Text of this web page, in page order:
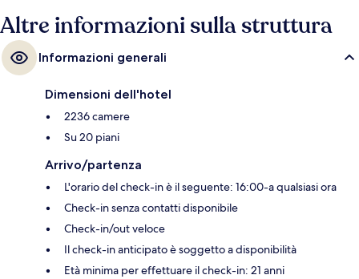
menzionano la posizione centrale e le attrazioni nei dintorni. Approfitta
dei mezzi pubblici nelle vicinanze: Stazione di Harrah’s & The LINQ è a 6
min e Stazione di Flamingo - Caesars Palace Monorail a 8 min a piedi.
Altre informazioni sulla struttura
Informazioni generali
Dimensioni dell'hotel
2236 camere
Su 20 piani
Arrivo/partenza
L'orario del check-in è il seguente: 16:00-a qualsiasi ora
Check-in senza contatti disponibile
Check-in/out veloce
Il check-in anticipato è soggetto a disponibilità
Età minima per effettuare il check-in: 21 anni